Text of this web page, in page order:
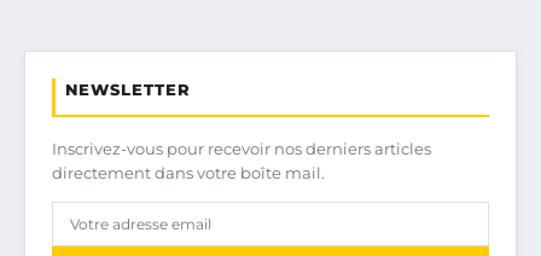
NEWSLETTER
Inscrivez-vous pour recevoir nos derniers articles
directement dans votre boîte mail.